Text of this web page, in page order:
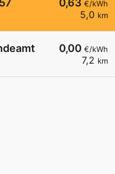
0,63 €/kWh
5,0 km
0,00 €/kWh
7,2 km